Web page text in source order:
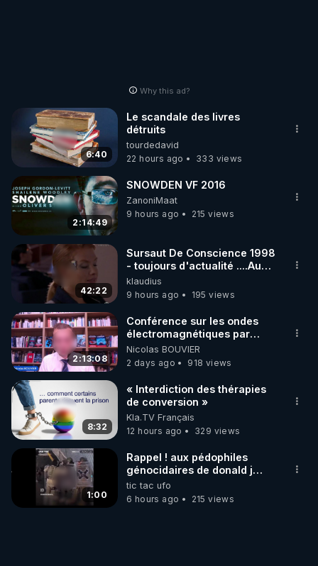
Why this ad?
6:40
Le scandale des livres
détruits
tourdedavid
22 hours ago
333 views
2:14:49
SNOWDEN VF 2016
ZanoniMaat
9 hours ago
215 views
42:22
Sursaut De Conscience 1998
- toujours d'actualité ....Au
Dela Du Réel
klaudius
9 hours ago
195 views
2:13:08
Conférence sur les ondes
électromagnétiques par
Grégoire Caustru et Bart de
Wever !
Nicolas BOUVIER
2 days ago
918 views
8:32
« Interdiction des thérapies
de conversion »
Kla.TV Français
12 hours ago
329 views
1:00
Rappel ! aux pédophiles
génocidaires de donald j
trump et ses supporters
trumpistes 424et 666.
tic tac ufo
6 hours ago
215 views